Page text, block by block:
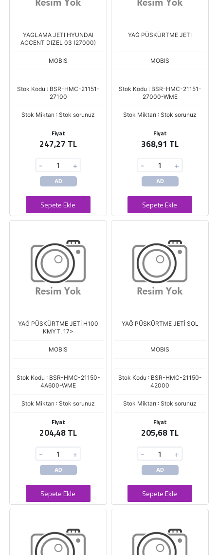
YAGLAMA JETI HYUNDAI
ACCENT DIZEL 03 (27000)
MOBIS
Stok Kodu : BSR-HMC-21151-
27100
Stok Miktarı : Stok sorunuz
Fiyat
247,27 TL
- +
AD
Sepete Ekle
YAĞ PÜSKÜRTME JETİ
MOBIS
Stok Kodu : BSR-HMC-21151-
27000-WME
Stok Miktarı : Stok sorunuz
Fiyat
368,91 TL
- +
AD
Sepete Ekle
YAĞ PÜSKÜRTME JETİ H100
KMYT. 17>
MOBIS
Stok Kodu : BSR-HMC-21150-
4A600-WME
Stok Miktarı : Stok sorunuz
Fiyat
204,48 TL
- +
AD
Sepete Ekle
YAĞ PÜSKÜRTME JETİ SOL
MOBIS
Stok Kodu : BSR-HMC-21150-
42000
Stok Miktarı : Stok sorunuz
Fiyat
205,68 TL
- +
AD
Sepete Ekle